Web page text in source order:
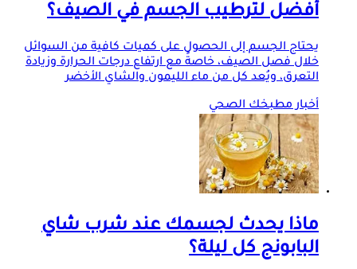
أفضل لترطيب الجسم في الصيف؟
يحتاج الجسم إلى الحصول على كميات كافية من السوائل
خلال فصل الصيف، خاصةً مع ارتفاع درجات الحرارة وزيادة
التعرق، ويُعد كل من ماء الليمون والشاي الأخضر
أخبار مطبخك الصحي
ماذا يحدث لجسمك عند شرب شاي
البابونج كل ليلة؟